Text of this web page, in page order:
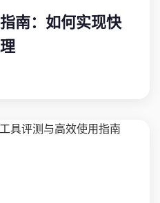
南：如何实现快